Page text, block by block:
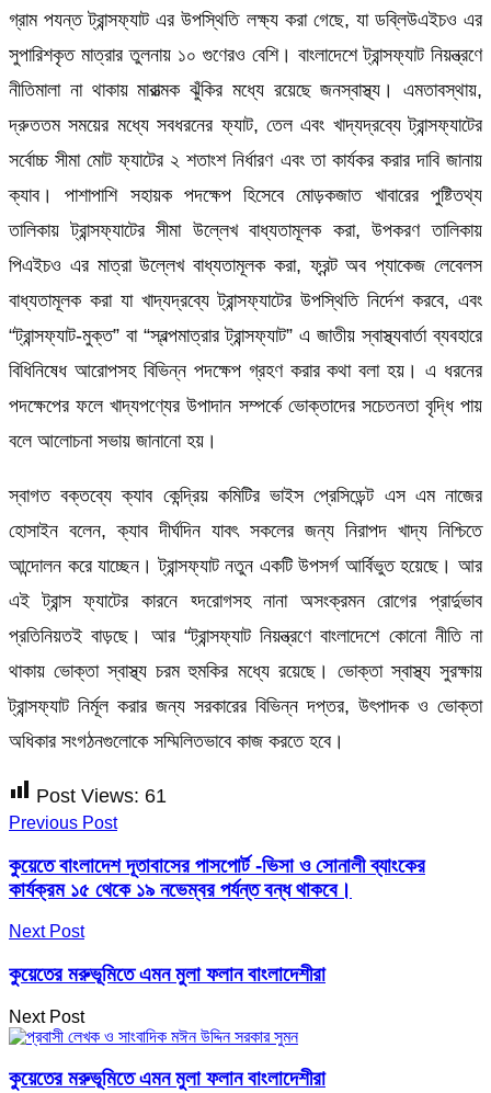
গ্রাম পযন্ত ট্রান্সফ্যাট এর উপস্থিতি লক্ষ্য করা গেছে, যা ডব্লিউএইচও এর
সুপারিশকৃত মাত্রার তুলনায় ১০ গুণেরও বেশি। বাংলাদেশে ট্রান্সফ্যাট নিয়ন্ত্রণে
নীতিমালা না থাকায় মারাত্মক ঝুঁকির মধ্যে রয়েছে জনস্বাস্থ্য। এমতাবস্থায়,
দ্রুততম সময়ের মধ্যে সবধরনের ফ্যাট, তেল এবং খাদ্যদ্রব্যে ট্রান্সফ্যাটের
সর্বোচ্চ সীমা মোট ফ্যাটের ২ শতাংশ নির্ধারণ এবং তা কার্যকর করার দাবি জানায়
ক্যাব। পাশাপাশি সহায়ক পদক্ষেপ হিসেবে মোড়কজাত খাবারের পুষ্টিতথ্য
তালিকায় ট্রান্সফ্যাটের সীমা উল্লেখ বাধ্যতামূলক করা, উপকরণ তালিকায়
পিএইচও এর মাত্রা উল্লেখ বাধ্যতামূলক করা, ফ্রন্ট অব প্যাকেজ লেবেলস
বাধ্যতামূলক করা যা খাদ্যদ্রব্যে ট্রান্সফ্যাটের উপস্থিতি নির্দেশ করবে, এবং
“ট্রান্সফ্যাট-মুক্ত” বা “স্বল্পমাত্রার ট্রান্সফ্যাট” এ জাতীয় স্বাস্থ্যবার্তা ব্যবহারে
বিধিনিষেধ আরোপসহ বিভিন্ন পদক্ষেপ গ্রহণ করার কথা বলা হয়। এ ধরনের
পদক্ষেপের ফলে খাদ্যপণ্যের উপাদান সম্পর্কে ভোক্তাদের সচেতনতা বৃদ্ধি পায়
বলে আলোচনা সভায় জানানো হয়।
স্বাগত বক্তব্যে ক্যাব কেন্দ্রিয় কমিটির ভাইস প্রেসিডেন্ট এস এম নাজের
হোসাইন বলেন, ক্যাব দীর্ঘদিন যাবৎ সকলের জন্য নিরাপদ খাদ্য নিশ্চিতে
আন্দোলন করে যাচ্ছেন। ট্রান্সফ্যাট নতুন একটি উপসর্গ আর্বিভুত হয়েছে। আর
এই ট্রান্স ফ্যাটের কারনে হ্দরোগসহ নানা অসংক্রমন রোগের প্রার্দুভাব
প্রতিনিয়তই বাড়ছে। আর “ট্রান্সফ্যাট নিয়ন্ত্রণে বাংলাদেশে কোনো নীতি না
থাকায় ভোক্তা স্বাস্থ্য চরম হুমকির মধ্যে রয়েছে। ভোক্তা স্বাস্থ্য সুরক্ষায়
ট্রান্সফ্যাট নির্মূল করার জন্য সরকারের বিভিন্ন দপ্তর, উৎপাদক ও ভোক্তা
অধিকার সংগঠনগুলোকে সম্মিলিতভাবে কাজ করতে হবে।
Post Views: 61
Previous Post
কুয়েতে বাংলাদেশ দূতাবাসের পাসপোর্ট -ভিসা ও সোনালী ব্যাংকের
কার্যক্রম ১৫ থেকে ১৯ নভেম্বর পর্যন্ত বন্ধ থাকবে।
Next Post
কুয়েতের মরুভূমিতে এমন মুলা ফলান বাংলাদেশীরা
Next Post
কুয়েতের মরুভূমিতে এমন মুলা ফলান বাংলাদেশীরা